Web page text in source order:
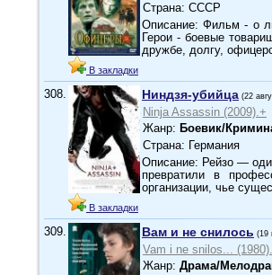
В закладки
Страна: СССР
Описание: Фильм - о
Герои - боевые
дружбе, долгу,
308.
В закладки
Ниндзя-убийца (22
Ninja Assassin (2009).+
Жанр: Боевик/
Страна: Германия
Описание: Рейзо —
превратили в
организации, чье
309. Вам и не снилось (19
Vam i ne snilos...
Жанр: Драма/